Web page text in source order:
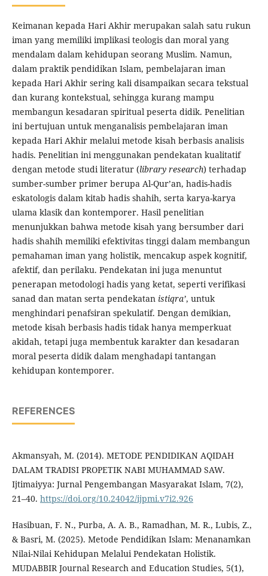
Keimanan kepada Hari Akhir merupakan salah satu rukun
iman yang memiliki implikasi teologis dan moral yang
mendalam dalam kehidupan seorang Muslim. Namun,
dalam praktik pendidikan Islam, pembelajaran iman
kepada Hari Akhir sering kali disampaikan secara tekstual
dan kurang kontekstual, sehingga kurang mampu
membangun kesadaran spiritual peserta didik. Penelitian
ini bertujuan untuk menganalisis pembelajaran iman
kepada Hari Akhir melalui metode kisah berbasis analisis
hadis. Penelitian ini menggunakan pendekatan kualitatif
dengan metode studi literatur (library research) terhadap
sumber-sumber primer berupa Al-Qur’an, hadis-hadis
eskatologis dalam kitab hadis shahih, serta karya-karya
ulama klasik dan kontemporer. Hasil penelitian
menunjukkan bahwa metode kisah yang bersumber dari
hadis shahih memiliki efektivitas tinggi dalam membangun
pemahaman iman yang holistik, mencakup aspek kognitif,
afektif, dan perilaku. Pendekatan ini juga menuntut
penerapan metodologi hadis yang ketat, seperti verifikasi
sanad dan matan serta pendekatan istiqra’, untuk
menghindari penafsiran spekulatif. Dengan demikian,
metode kisah berbasis hadis tidak hanya memperkuat
akidah, tetapi juga membentuk karakter dan kesadaran
moral peserta didik dalam menghadapi tantangan
kehidupan kontemporer.
REFERENCES
Akmansyah, M. (2014). METODE PENDIDIKAN AQIDAH
DALAM TRADISI PROPETIK NABI MUHAMMAD SAW.
Ijtimaiyya: Jurnal Pengembangan Masyarakat Islam, 7(2),
21–40. https://doi.org/10.24042/ijpmi.v7i2.926
Hasibuan, F. N., Purba, A. A. B., Ramadhan, M. R., Lubis, Z.,
& Basri, M. (2025). Metode Pendidikan Islam: Menanamkan
Nilai-Nilai Kehidupan Melalui Pendekatan Holistik.
MUDABBIR Journal Research and Education Studies, 5(1),